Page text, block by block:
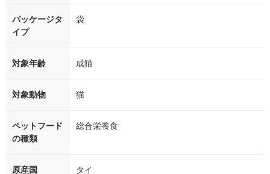
パッケージタ
イプ
袋
対象年齢 成猫
対象動物 猫
ペットフード
の種類
総合栄養食
原産国 タイ